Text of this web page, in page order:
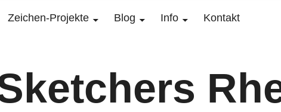
Zeichen-Projekte Blog Info Kontakt